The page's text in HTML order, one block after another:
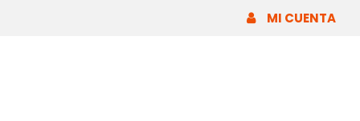
MI CUENTA